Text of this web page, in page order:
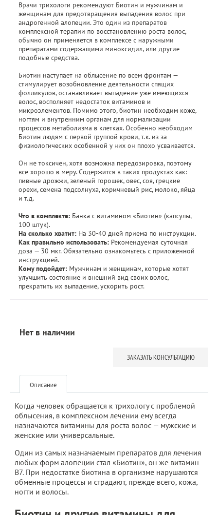
Врачи трихологи рекомендуют Биотин и мужчинам и
женщинам для предотвращения выпадения волос при
андрогенной алопеции. Это один из препаратов
комплексной терапии по восстановлению роста волос,
обычно он применяется в комплексе с наружными
препаратами содержащими миноксидил, или другие
подобные средства.
Биотин наступает на облысение по всем фронтам —
стимулирует возобновление деятельности спящих
фолликулов, останавливает выпадение уже имеющихся
волос, восполняет недостаток витаминов и
микроэлементов. Помимо этого, биотин необходим коже,
ногтям и внутренним органам для нормализации
процессов метаболизма в клетках. Особенно необходим
Биотин людям с первой группой крови, т.к. из за
физиологических особенной у них он плохо усваивается.
Он не токсичен, хотя возможна передозировка, поэтому
все хорошо в меру. Содержится в таких продуктах как:
пивные дрожжи, зеленый горошек, овес, соя, грецкие
орехи, семена подсолнуха, коричневый рис, молоко, яйца
и т.д.
Что в комплекте: Банка с витамином «Биотин» (капсулы,
100 штук).
На сколько хватит: На 30-40 дней приема по инструкции.
Как правильно использовать: Рекомендуемая суточная
доза — 30 мкг. Обязательно ознакомьтесь с приложенной
инструкцией.
Кому подойдет: Мужчинам и женщинам, которые хотят
улучшить состояние и внешний вид своих волос,
прекратить их выпадение, ускорить рост.
Нет в наличии
ЗАКАЗАТЬ КОНСУЛЬТАЦИЮ
Описание
Когда человек обращается к трихологу с проблемой
облысения, в комплексном лечении ему всегда
назначаются витамины для роста волос — мужские и
женские или универсальные.
Один из самых назначаемым препаратов для лечения
любых форм алопеции стал «Биотин», он же витамин
В7. При недостатке биотина в организме нарушаются
обменные процессы и страдают, прежде всего, кожа,
ногти и волосы.